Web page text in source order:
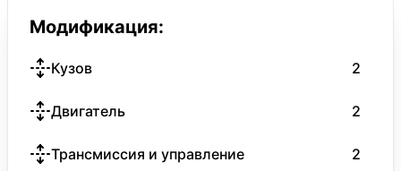
Модификация:
Кузов 2
Двигатель 2
Трансмиссия и управление 2